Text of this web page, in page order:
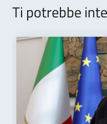
Ti potrebbe